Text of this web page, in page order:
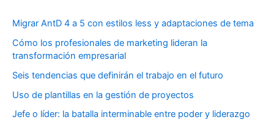
Migrar AntD 4 a 5 con estilos less y adaptaciones de tema
Cómo los profesionales de marketing lideran la
transformación empresarial
Seis tendencias que definirán el trabajo en el futuro
Uso de plantillas en la gestión de proyectos
Jefe o líder: la batalla interminable entre poder y liderazgo